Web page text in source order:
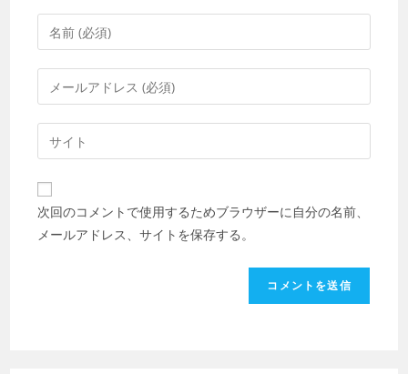
メ
ン
る
名
前
ま
た
ー
ル
レ
ス
を
Web
サ
イ
ト
次回のコメントで使用するためブラウザーに自分の名前、
メールアドレス、サイトを保存する。